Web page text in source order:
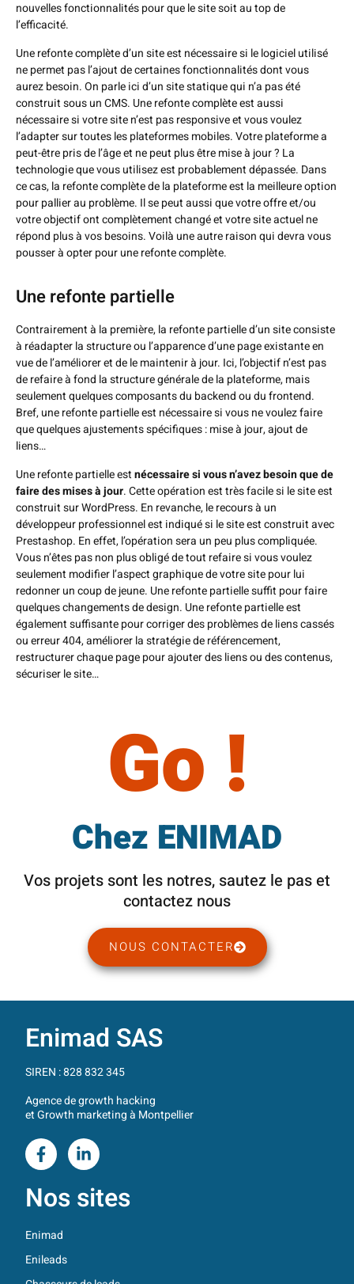
nouvelles fonctionnalités pour que le site soit au top de
l’efficacité.
Une refonte complète d’un site est nécessaire si le logiciel utilisé
ne permet pas l’ajout de certaines fonctionnalités dont vous
aurez besoin. On parle ici d’un site statique qui n’a pas été
construit sous un CMS. Une refonte complète est aussi
nécessaire si votre site n’est pas responsive et vous voulez
l’adapter sur toutes les plateformes mobiles. Votre plateforme a
peut-être pris de l’âge et ne peut plus être mise à jour ? La
technologie que vous utilisez est probablement dépassée. Dans
ce cas, la refonte complète de la plateforme est la meilleure option
pour pallier au problème. Il se peut aussi que votre offre et/ou
votre objectif ont complètement changé et votre site actuel ne
répond plus à vos besoins. Voilà une autre raison qui devra vous
pousser à opter pour une refonte complète.
Une refonte partielle
Contrairement à la première, la refonte partielle d’un site consiste
à réadapter la structure ou l’apparence d’une page existante en
vue de l’améliorer et de le maintenir à jour. Ici, l’objectif n’est pas
de refaire à fond la structure générale de la plateforme, mais
seulement quelques composants du backend ou du frontend.
Bref, une refonte partielle est nécessaire si vous ne voulez faire
que quelques ajustements spécifiques : mise à jour, ajout de
liens…
Une refonte partielle estnécessaire si vous n’avez besoin que de
faire des mises à jour. Cette opération est très facile si le site est
construit sur WordPress. En revanche, le recours à un
développeur professionnel est indiqué si le site est construit avec
Prestashop. En effet, l’opération sera un peu plus compliquée.
Vous n’êtes pas non plus obligé de tout refaire si vous voulez
seulement modifier l’aspect graphique de votre site pour lui
redonner un coup de jeune. Une refonte partielle suffit pour faire
quelques changements de design. Une refonte partielle est
également suffisante pour corriger des problèmes de liens cassés
ou erreur 404, améliorer la stratégie de référencement,
restructurer chaque page pour ajouter des liens ou des contenus,
sécuriser le site…
Go !
Chez ENIMAD
Vos projets sont les notres, sautez le pas et
contactez nous
NOUS CONTACTER
Enimad SAS
SIREN : 828 832 345
Agence de growth hacking
et Growth marketing à Montpellier
Nos sites
Enimad
Enileads